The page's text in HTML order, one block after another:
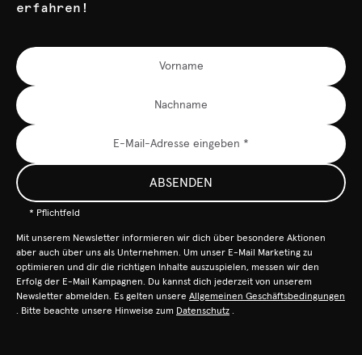
erfahren!
ABSENDEN
* Pflichtfeld
Mit unserem Newsletter informieren wir dich über besondere Aktionen
aber auch über uns als Unternehmen. Um unser E-Mail Marketing zu
optimieren und dir die richtigen Inhalte auszuspielen, messen wir den
Erfolg der E-Mail Kampagnen. Du kannst dich jederzeit von unserem
Newsletter abmelden. Es gelten unsere Allgemeinen Geschäftsbedingungen
. Bitte beachte unsere Hinweise zum Datenschutz .